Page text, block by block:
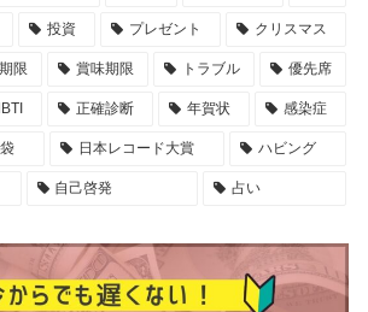
投資 プレゼント クリスマス
限 賞味期限 トラブル 優先席
正確診断 年賀状 感染症
日本レコード大賞 ハビング
自己啓発 占い